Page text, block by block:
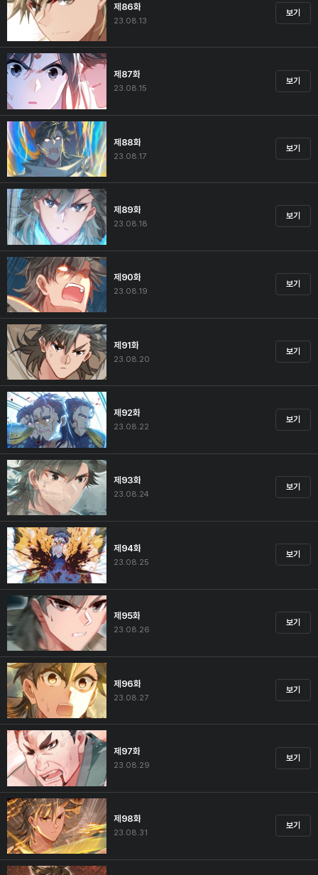
제86화
23.08.13
보기
제87화
23.08.15
보기
제88화
23.08.17
보기
제89화
23.08.18
보기
제90화
23.08.19
보기
제91화
23.08.20
보기
제92화
23.08.22
보기
제93화
23.08.24
보기
제94화
23.08.25
보기
제95화
23.08.26
보기
제96화
23.08.27
보기
제97화
23.08.29
보기
제98화
23.08.31
보기